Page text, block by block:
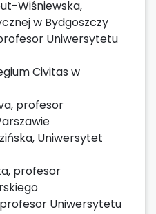
Wiśniewska,
w Bydgoszczy
Uniwersytetu
Civitas w
profesor
Uniwersytet
profesor
Uniwersytetu